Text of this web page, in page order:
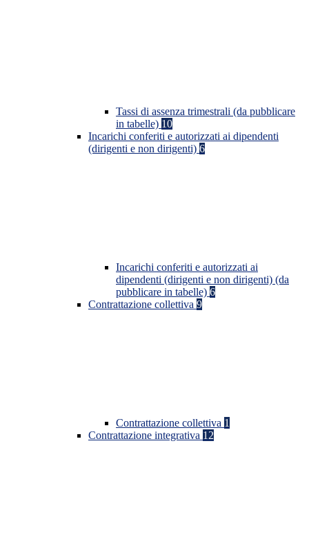
Tassi di assenza trimestrali (da pubblicare
in tabelle) 10
Incarichi conferiti e autorizzati ai dipendenti
(dirigenti e non dirigenti) 6
Incarichi conferiti e autorizzati ai
dipendenti (dirigenti e non dirigenti) (da
pubblicare in tabelle) 6
Contrattazione collettiva 9
Contrattazione collettiva 1
Contrattazione integrativa 12